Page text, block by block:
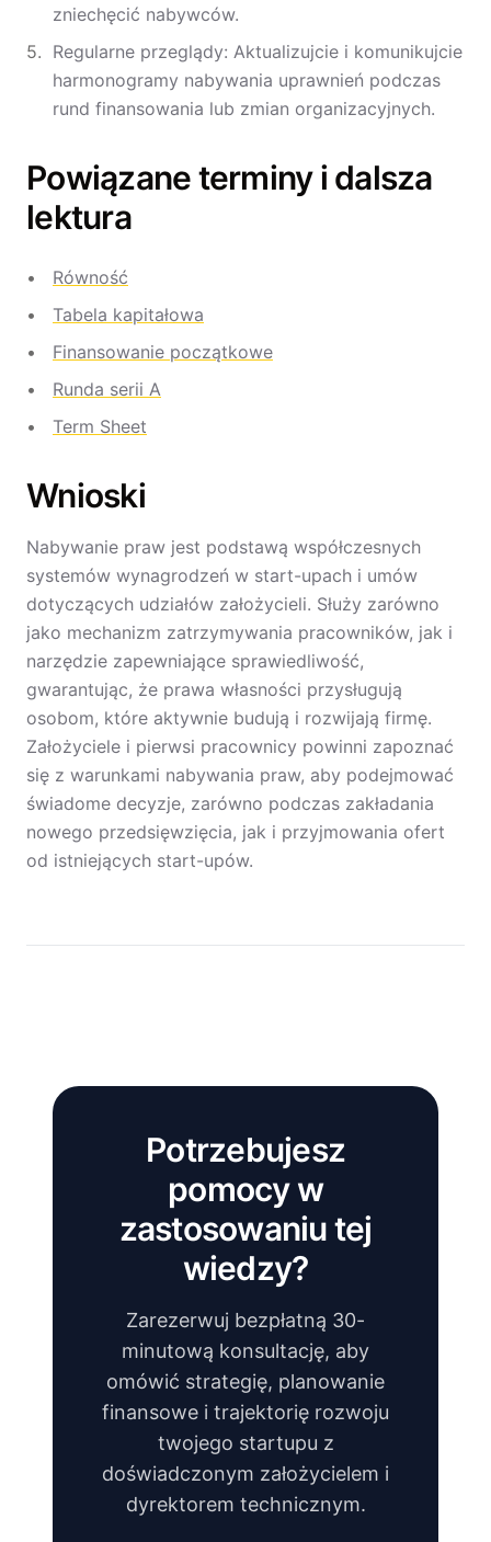
zniechęcić nabywców.
Regularne przeglądy: Aktualizujcie i komunikujcie
harmonogramy nabywania uprawnień podczas
rund finansowania lub zmian organizacyjnych.
Powiązane terminy i dalsza
lektura
Równość
Tabela kapitałowa
Finansowanie początkowe
Runda serii A
Term Sheet
Wnioski
Nabywanie praw jest podstawą współczesnych
systemów wynagrodzeń w start-upach i umów
dotyczących udziałów założycieli. Służy zarówno
jako mechanizm zatrzymywania pracowników, jak i
narzędzie zapewniające sprawiedliwość,
gwarantując, że prawa własności przysługują
osobom, które aktywnie budują i rozwijają firmę.
Założyciele i pierwsi pracownicy powinni zapoznać
się z warunkami nabywania praw, aby podejmować
świadome decyzje, zarówno podczas zakładania
nowego przedsięwzięcia, jak i przyjmowania ofert
od istniejących start-upów.
Potrzebujesz
pomocy w
zastosowaniu tej
wiedzy?
Zarezerwuj bezpłatną 30-
minutową konsultację, aby
omówić strategię, planowanie
finansowe i trajektorię rozwoju
twojego startupu z
doświadczonym założycielem i
dyrektorem technicznym.